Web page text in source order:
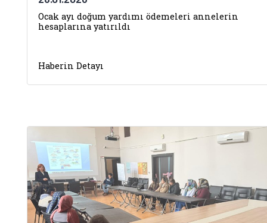
Ocak ayı doğum yardımı ödemeleri annelerin
hesaplarına yatırıldı
Haberin Detayı